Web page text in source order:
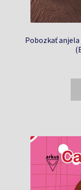
Pobozkať